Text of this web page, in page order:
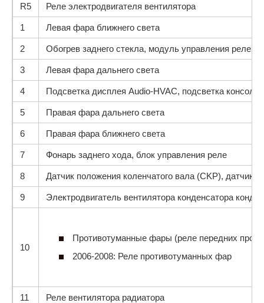
R5 Реле электродвигателя вентилятора
1 Левая фара ближнего света
2 Обогрев заднего стекла, модуль управления реле
3 Левая фара дальнего света
4 Подсветка дисплея Audio-HVAC, подсветка
5 Правая фара дальнего света
6 Правая фара ближнего света
7 Фонарь заднего хода, блок управления реле
8 Датчик положения коленчатого вала (CKP), датчик
9 Электродвигатель вентилятора конденсатора
10
Противотуманные фары (реле передних
2006-2008: Реле противотуманных фар
11 Реле вентилятора радиатора